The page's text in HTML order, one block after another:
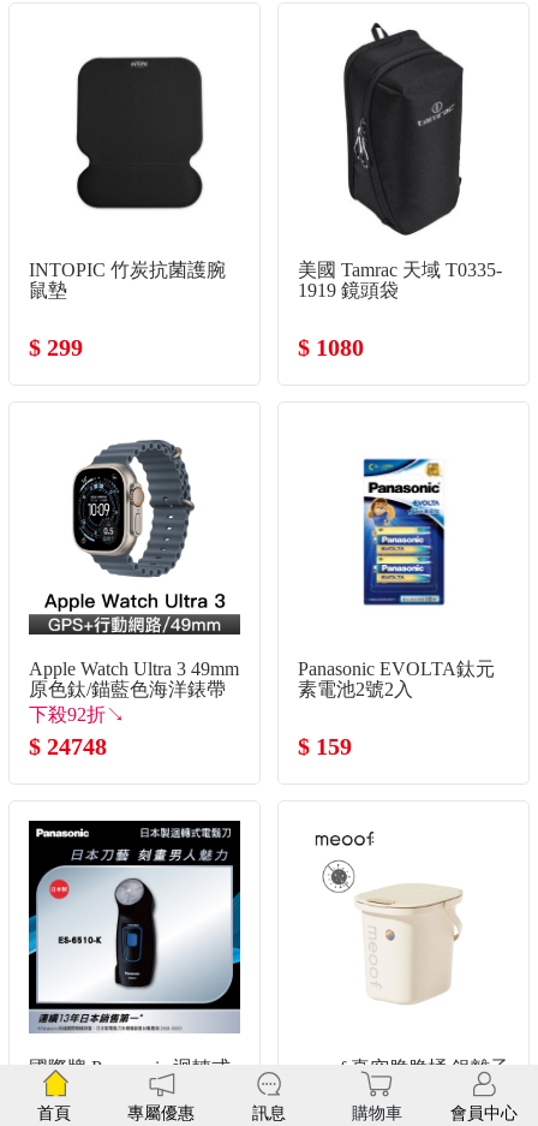
INTOPIC 竹炭抗菌護腕
鼠墊
$ 299
美國 Tamrac 天域 T0335-
1919 鏡頭袋
$ 1080
Apple Watch Ultra 3 49mm
原色鈦/錨藍色海洋錶帶
下殺92折↘
$ 24748
Panasonic EVOLTA鈦元
素電池2號2入
$ 159
國際牌 Panasonic 迴轉式
電鬍刀
★小資首選款★
meoof 真空脆脆桶 銀離子
首頁 專屬優惠 訊息 購物車 會員中心